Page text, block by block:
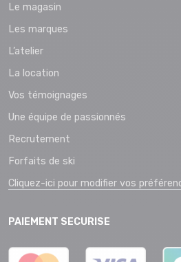
Le magasin
Les marques
L’atelier
La location
Vos témoignages
Une équipe de passionnés
Recrutement
Forfaits de ski
Cliquez-ici pour modifier vos
PAIEMENT SECURISE